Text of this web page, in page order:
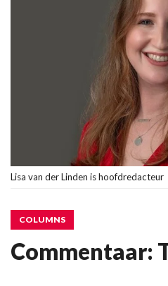
Lisa van der Linden is hoofdredacteur
COLUMNS
Commentaar: